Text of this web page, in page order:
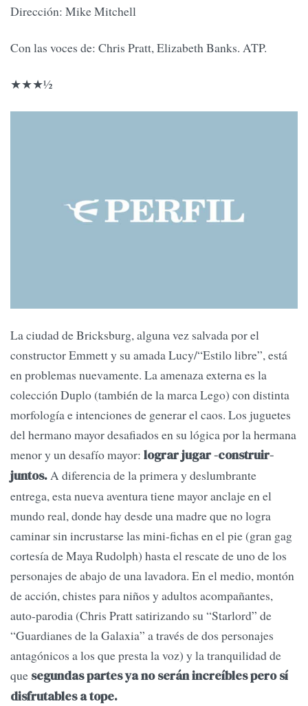
Dirección: Mike Mitchell
Con las voces de: Chris Pratt, Elizabeth Banks. ATP.
★★★½
La ciudad de Bricksburg, alguna vez salvada por el
constructor Emmett y su amada Lucy/“Estilo libre”, está
en problemas nuevamen­te. La amenaza externa es la
colección Duplo (tam­bién de la marca Lego) con distinta
morfología e in­tenciones de generar el caos. Los juguetes
del hermano mayor desafia­dos en su lógica por la hermana
menor y un de­safío mayor: lograr jugar -construir-
juntos.A dife­rencia de la primera y des­lumbrante
entrega, esta nueva aventura tiene ma­yor anclaje en el
mundo real, donde hay desde una madre que no logra
cami­nar sin incrustarse las mini-fichas en el pie (gran gag
cortesía de Maya Ru­dolph) hasta el rescate de uno de los
personajes de abajo de una lavadora. En el medio, montón
de ac­ción, chistes para niños y adultos acompañantes,
auto-parodia (Chris Pratt satirizando su “Starlord” de
“Guardianes de la Ga­laxia” a través de dos per­sonajes
antagónicos a los que presta la voz) y la tranquilidad de
que se­gundas partes ya no serán increíbles pero sí
disfruta­bles a tope.